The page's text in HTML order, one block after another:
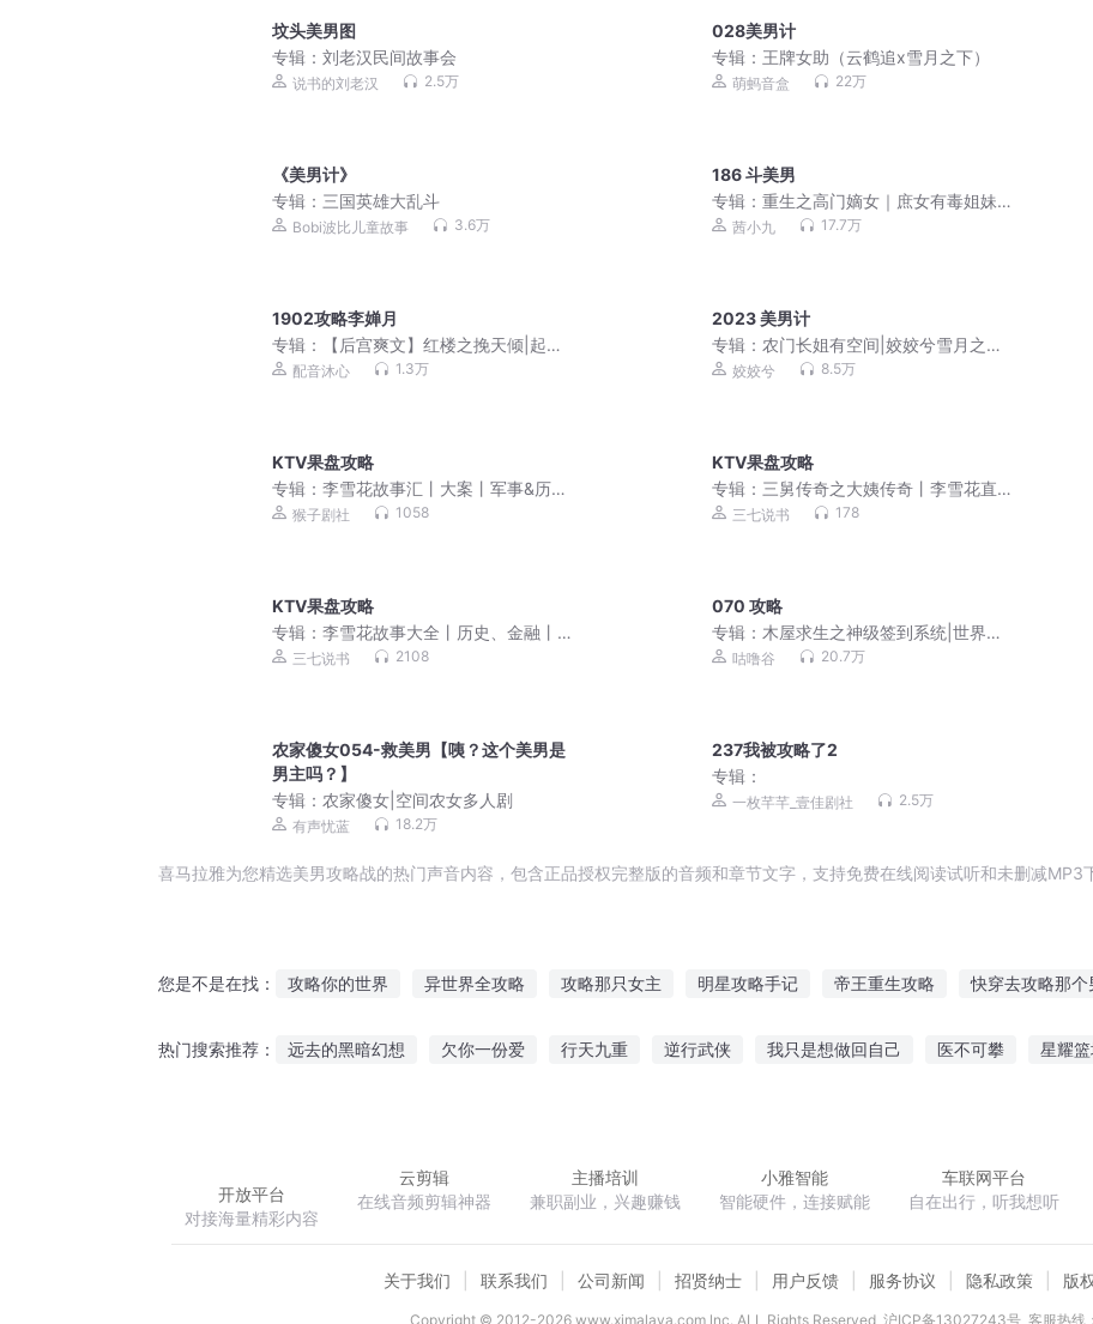
坟头美男图
专辑： 刘老汉民间故事会
说书的刘老汉 2.5万
028美男计
专辑： 王牌女助（云鹤追x雪月之下）
萌蚂音盒 22万
《美男计》
专辑： 三国英雄大乱斗
Bobi波比儿童故事 3.6万
186 斗美男
专辑：重生之高门嫡女｜庶女有毒姐妹
篇｜免费爽文小说
茜小九 17.7万
1902攻略李婵月
专辑：
【后宫爽文】红楼之挽天倾|起点
霸榜历史权谋|多人有声剧
配音沐心 1.3万
2023 美男计
专辑： 农门长姐有空间|姣姣兮雪月之下|
种田虐渣VIP免费
姣姣兮 8.5万
KTV果盘攻略
专辑： 李雪花故事汇丨大案丨军事&历史
丨未解之谜丨免费听
猴子剧社 1058
KTV果盘攻略
专辑： 三舅传奇之大姨传奇丨李雪花直
播日常丨未解之谜
三七说书 178
KTV果盘攻略
专辑： 李雪花故事大全丨历史、金融丨
政治、军事丨社会现象
三七说书 2108
070 攻略
专辑： 木屋求生之神级签到系统|世界聊
天群|励志|龙小天
咕噜谷 20.7万
农家傻女054-救美男【咦？这个美男是
男主吗？】
专辑： 农家傻女|空间农女多人剧
有声忧蓝 18.2万
237我被攻略了2
专辑：
一枚芊芊_壹佳剧社 2.5万
喜马拉雅为您精选美男攻略战的热门声音内容，包含正品授权完整版的音频和章节文字，支持免费在线阅读试听和未删减MP3
您是不是在找： 攻略你的世界 异世界全攻略 攻略那只女主 明星攻略手记 帝王重生攻略 快穿去攻略那个
热门搜索推荐： 远去的黑暗幻想 欠你一份爱 行天九重 逆行武侠 我只是想做回自己 医不可攀 星耀
开放平台
对接海量精彩内容
云剪辑
在线音频剪辑神器
主播培训
兼职副业，兴趣赚钱
小雅智能
智能硬件，连接赋能
车联网平台
自在出行，听我想听
关于我们 联系我们 公司新闻 招贤纳士 用户反馈 服务协议 隐私政策 版
Copyright © 2012-2026www.ximalaya.com lnc. ALL Rights Reserved 沪ICP备13027243号 客服热